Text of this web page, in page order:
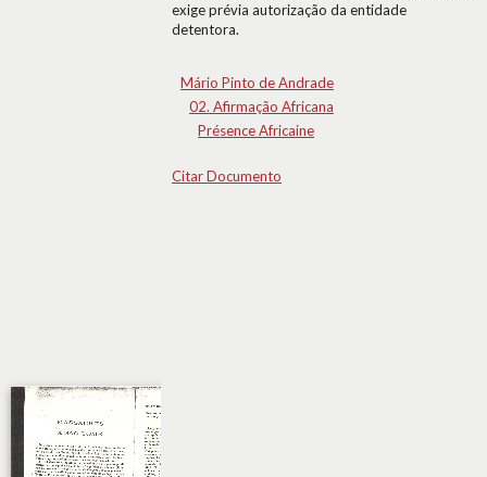
exige prévia autorização da entidade
detentora.
Mário Pinto de Andrade
02. Afirmação Africana
Présence Africaine
Citar Documento